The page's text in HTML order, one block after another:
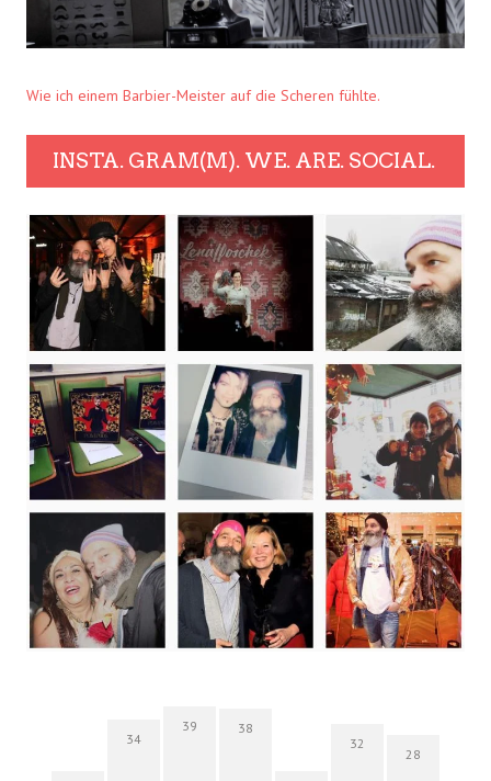
Wie ich einem Barbier-Meister auf die Scheren fühlte.
INSTA. GRAM(M). WE. ARE. SOCIAL.
34
39 38
32
28